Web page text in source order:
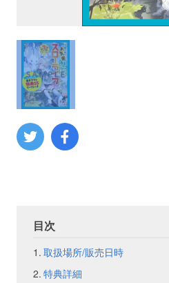
目次
取扱場所/販売日時
特典詳細
コンピューター
ミリタリー
その他
イベント
お問い合わせ